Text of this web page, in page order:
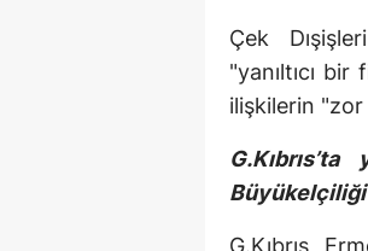
Çek
"yanıltıcı
ilişkilerin "zor
G.Kıbrıs